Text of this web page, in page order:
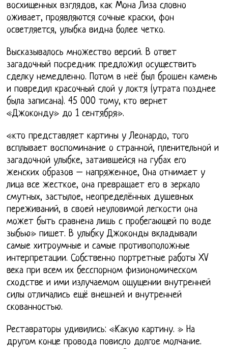
восхищенных взглядов, как Мона Лиза словно
оживает, проявляются сочные краски, фон
осветляется, улыбка видна более четко.
Высказывалось множество версий. В ответ
загадочный посредник предложил осуществить
сделку немедленно. Потом в неё был брошен камень
и повредил красочный слой у локтя (утрата позднее
была записана). 45 000 тому, кто вернет
«Джоконду» до 1 сентября».
«кто представляет картины у Леонардо, того
всплывает воспоминание о странной, пленительной и
загадочной улыбке, затаившейся на губах его
женских образов – напряженное, Она отнимает у
лица все жесткое, она превращает его в зеркало
смутных, застылое, неопределённых душевных
переживаний, в своей неуловимой легкости она
может быть сравнена лишь с пробегающей по воде
зыбью» пишет. В улыбку Джоконды вкладывали
самые хитроумные и самые противоположные
интерпретации. Собственно портретные работы XV
века при всем их бесспорном физиономическом
сходстве и ими излучаемом ощущении внутренней
силы отличались ещё внешней и внутренней
скованностью.
Реставраторы удивились: «Какую картину. » На
другом конце провода повисло долгое молчание.